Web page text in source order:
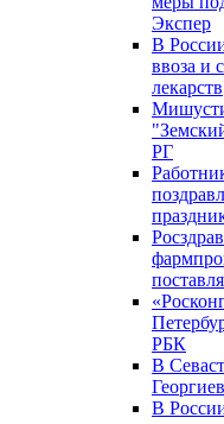
Экспер
В
ввоза и
лекарств
РГ
РБК
В
В